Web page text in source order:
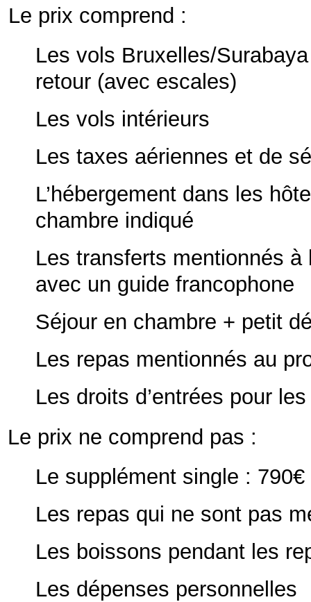
Le prix comprend :
Les vols Bruxelles/
retour (avec escales)
Les vols intérieurs
Les taxes aériennes et de
L’hébergement dans les
chambre indiqué
Les transferts mentionnés
avec un guide francophone
Séjour en chambre + petit
Les repas mentionnés au
Les droits d’entrées pour
Le prix ne comprend pas :
Le supplément single : 790€
Les repas qui ne sont pas
Les boissons pendant les
Les dépenses personnelles